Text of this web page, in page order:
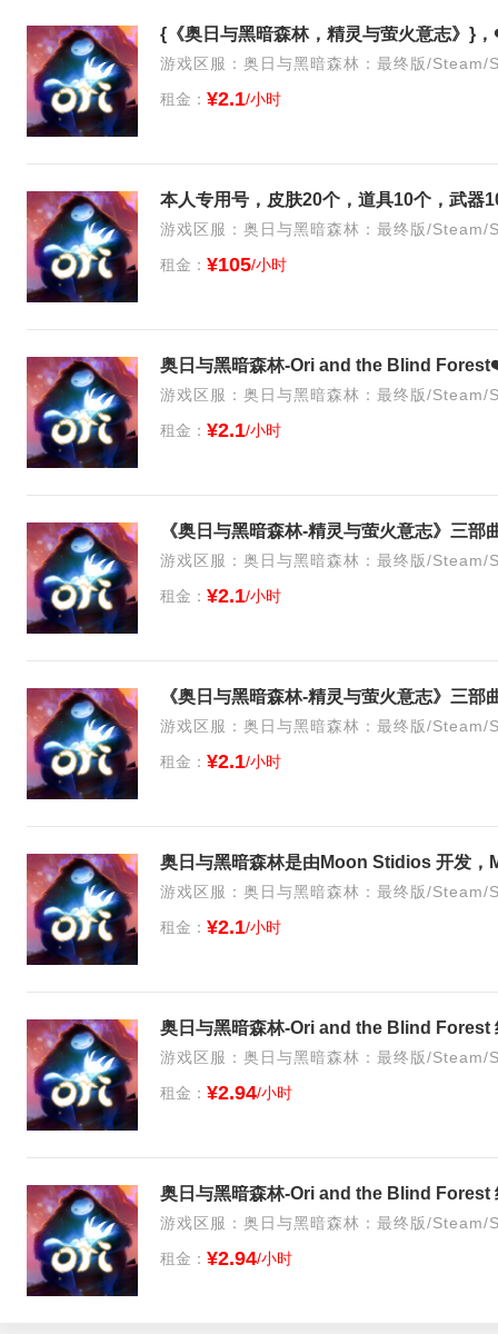
{《奥日与黑暗森林，精灵与萤火意志》
游戏区服：奥日与黑暗森林：最终版/Steam/
租金： ¥2.1/小时
游戏区服：奥日与黑暗森林：最终版/Steam/
租金： ¥105/小时
奥日与黑暗森林-Ori and the Blind
游戏区服：奥日与黑暗森林：最终版/Steam/
租金： ¥2.1/小时
《奥日与黑暗森林-精灵与萤火意志》三部
游戏区服：奥日与黑暗森林：最终版/Steam/
租金： ¥2.1/小时
《奥日与黑暗森林-精灵与萤火意志》三部
游戏区服：奥日与黑暗森林：最终版/Steam/
租金： ¥2.1/小时
奥日与黑暗森林是由Moon Stidios 开发
游戏区服：奥日与黑暗森林：最终版/Steam/
租金： ¥2.1/小时
奥日与黑暗森林-Ori and the Blind Forest
游戏区服：奥日与黑暗森林：最终版/Steam/
租金： ¥2.94/小时
奥日与黑暗森林-Ori and the Blind Forest
游戏区服：奥日与黑暗森林：最终版/Steam/
租金： ¥2.94/小时